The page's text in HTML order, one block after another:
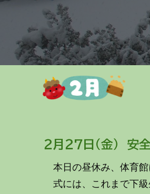
２月 ２7 日 （金） 安
本日の昼休み、体育
式には、これまで下級